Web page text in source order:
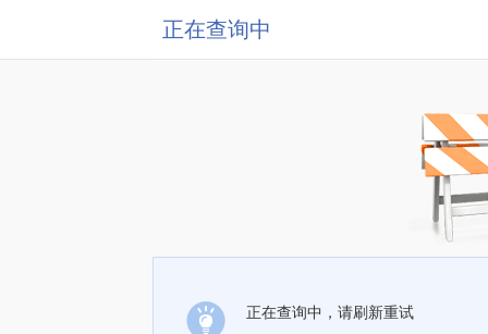
正在查询中
正在查询中，请刷新重试